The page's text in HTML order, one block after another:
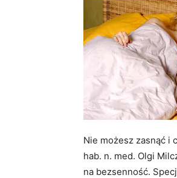
Nie możesz zasnąć i
hab. n. med. Olgi
na bezsenność.